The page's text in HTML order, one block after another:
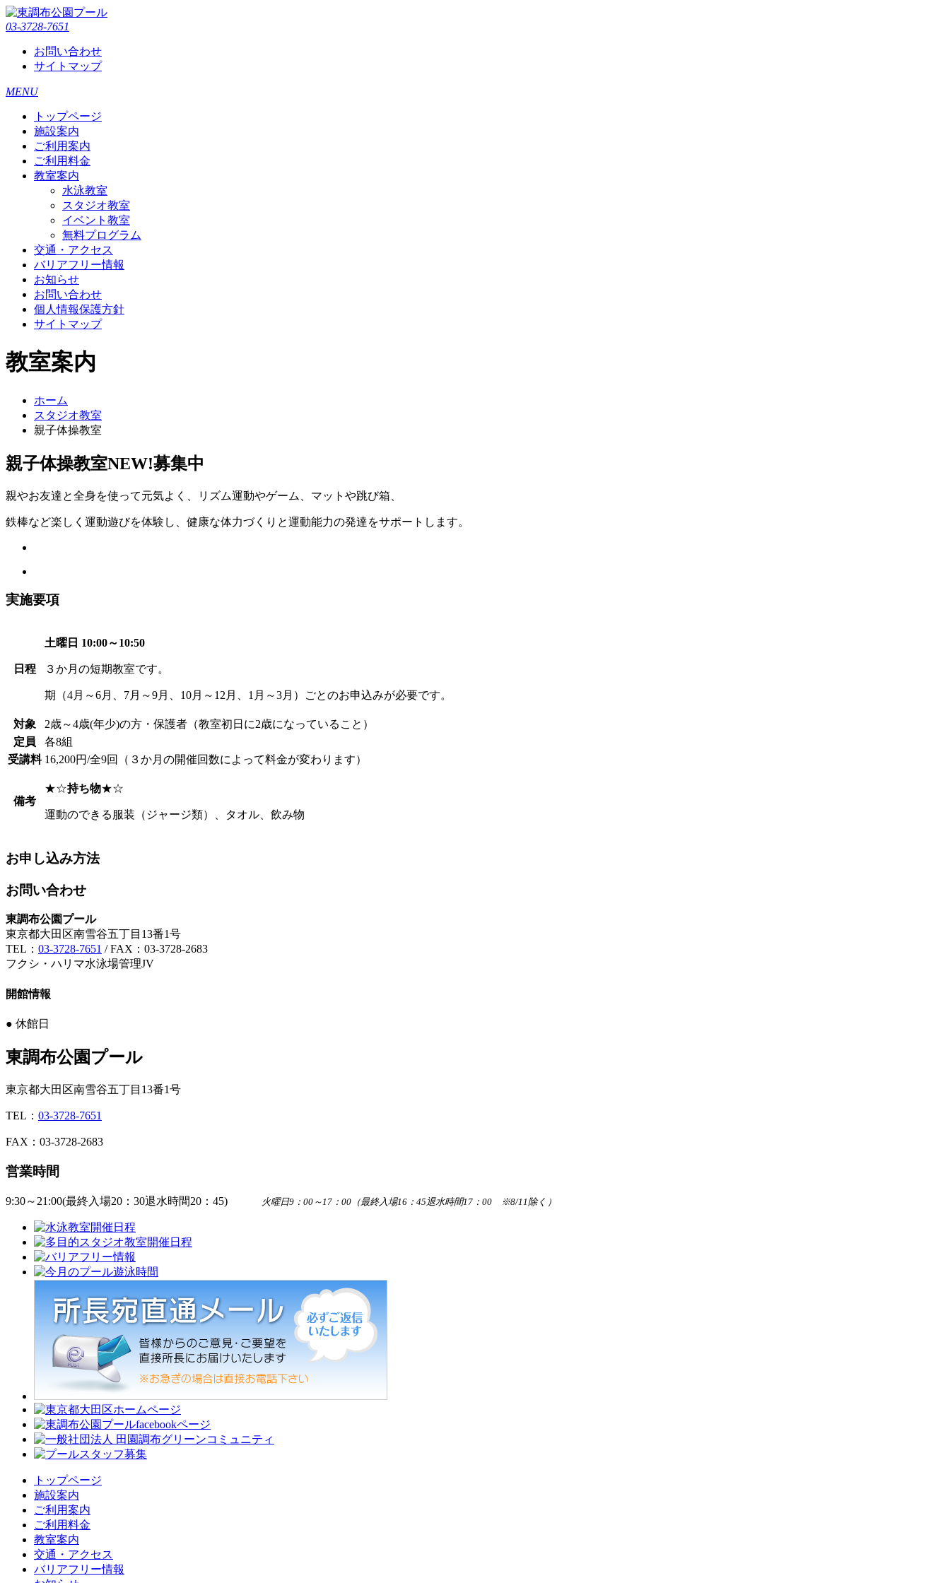
03-3728-7651
お問い合わせ
サイトマップ
MENU
トップページ
施設案内
ご利用案内
ご利用料金
教室案内
水泳教室
スタジオ教室
イベント教室
無料プログラム
交通・アクセス
バリアフリー情報
お知らせ
お問い合わせ
個人情報保護方針
サイトマップ
教室案内
ホーム
スタジオ教室
親子体操教室
親子体操教室NEW!募集中
親やお友達と全身を使って元気よく、リズム運動やゲーム、マットや跳び箱、
鉄棒など楽しく運動遊びを体験し、健康な体力づくりと運動能力の発達をサポートします。
実施要項
日程
土曜日 10:00～10:50
３か月の短期教室です。
期（4月～6月、7月～9月、10月～12月、1月～3月）ごとのお申込みが必要です。
対象
2歳～4歳(年少)の方・保護者（教室初日に2歳になっていること）
定員
各8組
受講料 16,200円/全9回（３か月の開催回数によって料金が変わります）
備考
★☆持ち物★☆
運動のできる服装（ジャージ類）、タオル、飲み物
お申し込み方法
お問い合わせ
東調布公園プール
東京都大田区南雪谷五丁目13番1号
TEL： 03-3728-7651 / FAX：03-3728-2683
フクシ・ハリマ水泳場管理JV
開館情報
● 休館日
東調布公園プール
東京都大田区南雪谷五丁目13番1号
TEL： 03-3728-7651
FAX：03-3728-2683
営業時間
9:30～21:00(最終入場20：30退水時間20：45) 火曜日9：00～17：00（最終入場16：45退水時間17：00 ※8/11除く）
トップページ
施設案内
ご利用案内
ご利用料金
教室案内
交通・アクセス
バリアフリー情報